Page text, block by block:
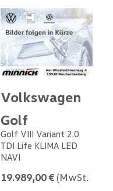
Volkswagen
Golf
Golf VIII Variant 2.0
TDI Life KLIMA LED
NAVI
19.989,00 € (MwSt.